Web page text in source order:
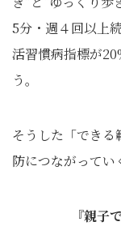
5分・週４回以上
活習慣病指標が
う。
そうした「でき
防につながってい
『親子